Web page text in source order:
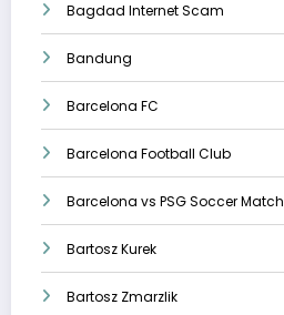
Bagdad Internet Scam
Bandung
Barcelona FC
Barcelona Football Club
Barcelona vs PSG Soccer Match
Bartosz Kurek
Bartosz Zmarzlik